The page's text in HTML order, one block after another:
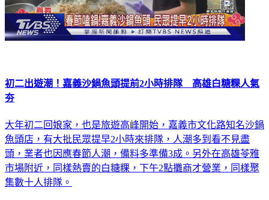
初二出遊潮！嘉義沙鍋魚頭提前2小時排隊 高雄白糖粿人氣
夯
大年初二回娘家，也是旅遊高峰開始，嘉義市文化路知名沙鍋
魚頭店，有大批民眾提早2小時來排隊，人潮多到看不見盡
頭，業者也因應春節人潮，備料多準備3成。另外在高雄苓雅
市場附近，同樣熱賣的白糖粿，下午2點攤商才營業，同樣聚
集數十人排隊。